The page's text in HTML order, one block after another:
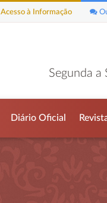
Acesso à Informação
Segunda
Diário Oficial